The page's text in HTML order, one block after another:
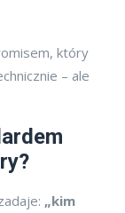
który
– ale
„kim